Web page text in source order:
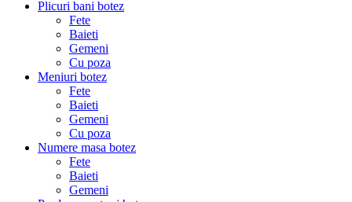
Plicuri bani botez
Fete
Baieti
Gemeni
Cu poza
Meniuri botez
Fete
Baieti
Gemeni
Cu poza
Numere masa botez
Fete
Baieti
Gemeni